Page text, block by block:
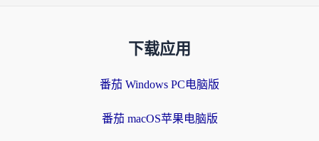
下载应用
番茄 Windows PC电脑版
番茄 macOS苹果电脑版